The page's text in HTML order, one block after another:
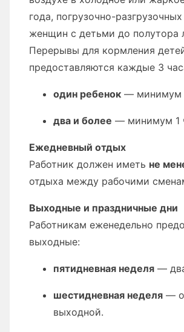
года, погрузочно-
женщин с детьми до полутора
Перерывы для кормления
предоставляются каждые 3
один ребенок — минимум
два и более — минимум 1
Ежедневный отдых
Работник должен иметь не
отдыха между рабочими
Выходные и праздничные дни
Работникам еженедельно
выходные:
пятидневная неделя —
шестидневная неделя —
выходной.